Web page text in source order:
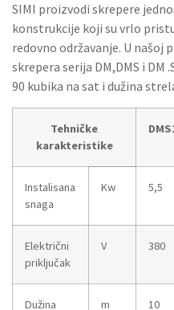
SIMI proizvodi skrepere
konstrukcije koji su vrlo
redovno održavanje. U
skrepera serija DM,DMS i DM
90 kubika na sat i dužina
Tehničke
karakteristike
Instalisana
snaga
Kw 5,5
Električni
priključak
V 380
Dužina
m 10